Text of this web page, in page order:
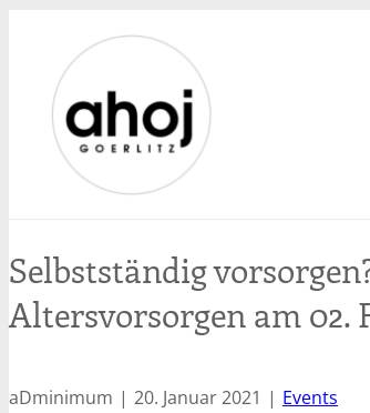
springen
Selbstständig
Altersvorsorgen am 02.
aDminimum 20. Januar 2021 Events